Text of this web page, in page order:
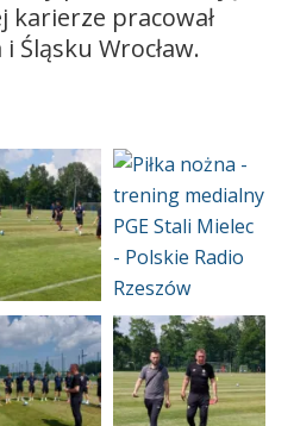
karierze pracował
Śląsku Wrocław.